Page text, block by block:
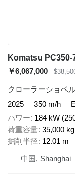
Komatsu PC350-
￥6,067,000
クローラーショベ
2025
350 m/h
パワー 184 kW
荷重容量 35,000 kg
掘削半径 12.01 m
中国, Shanghai